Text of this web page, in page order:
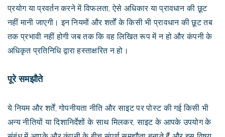
प्रयोग या प्रवर्तन करने में विफलता, ऐसे अधिकार या प्रावधान की छूट
नहीं मानी जाएगी। इन नियमों और शर्तों के किसी भी प्रावधान की छूट तब
तक प्रभावी नहीं होगी जब तक कि वह लिखित रूप में न हो और कंपनी के
अधिकृत प्रतिनिधि द्वारा हस्ताक्षरित न हो।
पूरे समझौते
ये नियम और शर्तें, गोपनीयता नीति और साइट पर पोस्ट की गई किसी भी
अन्य नीतियों या दिशानिर्देशों के साथ मिलकर, साइट के आपके उपयोग के